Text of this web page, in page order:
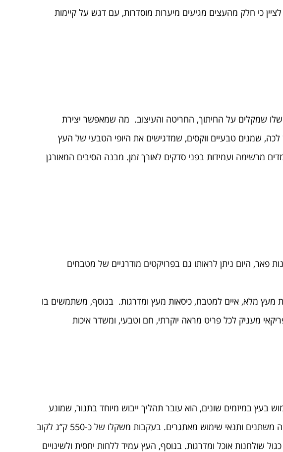
כי חלק מהעצים מגיעים מיערות מוסדרות, עם דגש על קיימות
שלו שמקלים על החיתוך, החריטה והעיצוב. מה שמאפשר יצירת
לכה, שמנים טבעיים ווקסים, שמדגישים את היופי הטבעי של העץ
מרשימה ועמידות בפני סדקים לאורך זמן. מבנה הסיבים המאורגן
היום ניתן לראותו גם בפרויקטים מודרניים של מטבחים
מעץ מלא, איים למטבח, כיסאות מעץ ומדרגות. בנוסף, משתמשים בו
מעניק לכל פריט מראה יוקרתי, חם וטבעי, ומשדר איכות
בעץ במיזמים שונים, הוא עובר תהליך ייבוש מיוחד בתנור, שמונע
סיכוי לסדקים ולשינויים בממדיו לאורך זמן. טיפול זה חשוב במיוחד לשמירה על יציבות העץ בתנאי סביבה משתנים ותנאי שימוש מאתגרים. בעקבות משקלו של כ-550 ק”ג לקוב
שולחנות אוכל ומדרגות. בנוסף, העץ עמיד ללחות יחסית ולשינויים